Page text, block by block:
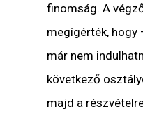
finomság. A
megígérték, hogy
már nem
következő
majd a